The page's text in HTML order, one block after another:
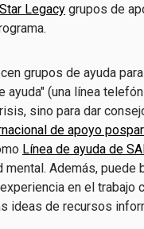
Legacy grupos de
grupos de ayuda
ayuda" (una línea
sino para dar
de apoyo
Línea de ayuda de
Además, puede
en el trabajo
ideas de recursos